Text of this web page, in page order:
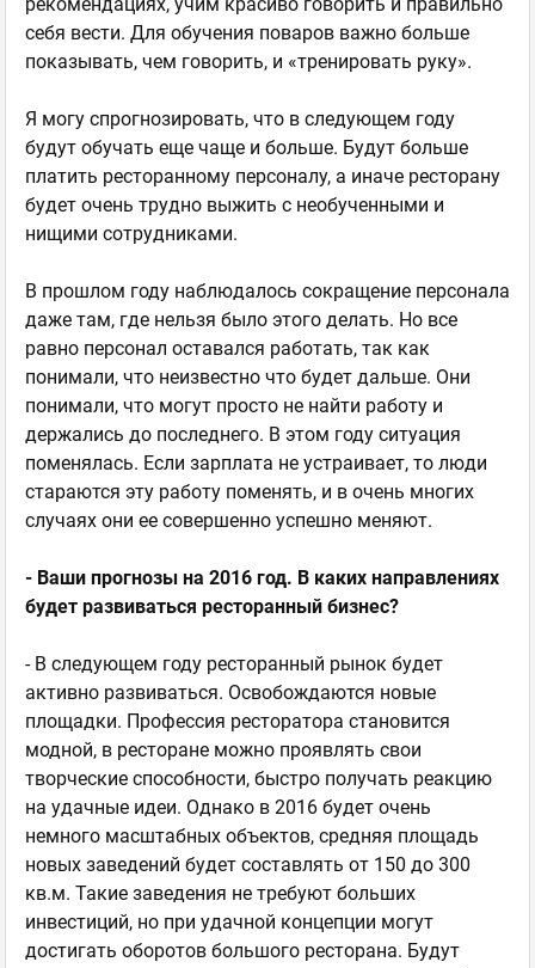
себя вести. Для обучения поваров важно больше
показывать, чем говорить, и «тренировать руку».
Я могу спрогнозировать, что в следующем году
будут обучать еще чаще и больше. Будут больше
платить ресторанному персоналу, а иначе ресторану
будет очень трудно выжить с необученными и
нищими сотрудниками.
В прошлом году наблюдалось сокращение персонала
даже там, где нельзя было этого делать. Но все
равно персонал оставался работать, так как
понимали, что неизвестно что будет дальше. Они
понимали, что могут просто не найти работу и
держались до последнего. В этом году ситуация
поменялась. Если зарплата не устраивает, то люди
стараются эту работу поменять, и в очень многих
случаях они ее совершенно успешно меняют.
- Ваши прогнозы на 2016 год. В каких направлениях
будет развиваться ресторанный бизнес?
- В следующем году ресторанный рынок будет
активно развиваться. Освобождаются новые
площадки. Профессия ресторатора становится
модной, в ресторане можно проявлять свои
творческие способности, быстро получать реакцию
на удачные идеи. Однако в 2016 будет очень
немного масштабных объектов, средняя площадь
новых заведений будет составлять от 150 до 300
кв.м. Такие заведения не требуют больших
инвестиций, но при удачной концепции могут
достигать оборотов большого ресторана. Будут